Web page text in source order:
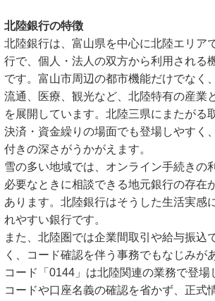
北陸銀行の特徴
北陸銀行は、富山県を中心に北陸エリア
行で、個人・法人の双方から利用される
です。富山市周辺の都市機能だけでなく
流通、医療、観光など、北陸特有の産業
を展開しています。北陸三県にまたがる
決済・資金繰りの場面でも登場しやすく
付きの深さがうかがえます。
雪の多い地域では、オンライン手続きの
必要なときに相談できる地元銀行の存在
あります。北陸銀行はそうした生活実感
れやすい銀行です。
また、北陸圏では企業間取引や給与振込
く、コード確認を伴う事務でもなじみが
コード「0144」は北陸関連の業務で登場
コードや口座名義の確認を省かず、正式